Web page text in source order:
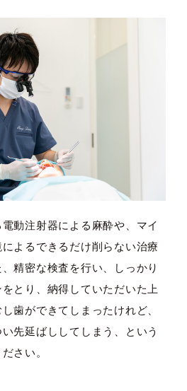
動注射器による麻酔や、マイ
よるできるだけ削らない治療
精密な検査を行い、しっかり
とり、納得していただいた上
歯ができてしまったけれど、
先延ばししてしまう、という
さい。